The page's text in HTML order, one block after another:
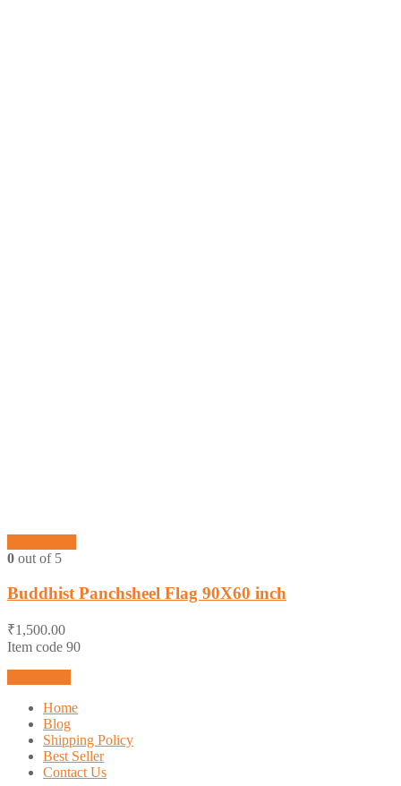
0 out of 5
Buddhist Panchsheel Flag 90X60 inch
₹1,500.00
Item code 90
Home
Blog
Shipping Policy
Best Seller
Contact Us